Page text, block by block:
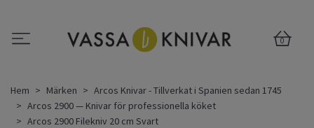
0
Hem Märken
Arcos Knivar - Tillverkat i Spanien sedan 1745
Arcos 2900 — Knivar för professionella köket
Arcos 2900 Filekniv 20 cm Svart